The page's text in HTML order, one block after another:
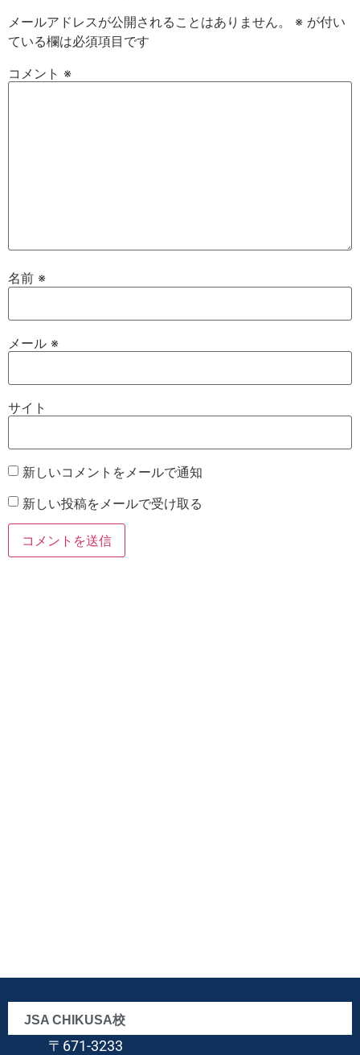
メールアドレスが公開されることはありません。 ※ が付い
ている欄は必須項目です
コメント ※
名前 ※
メール ※
サイト
新しいコメントをメールで通知
新しい投稿をメールで受け取る
JSA CHIKUSA校
〒671-3233